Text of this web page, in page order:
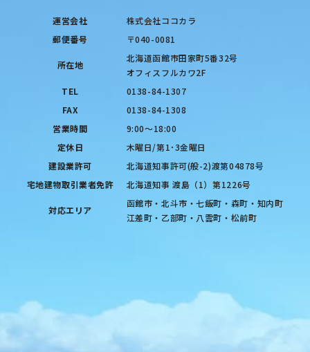
運営会社
株式会社ココカラ
郵便番号
〒040-0081
所在地
北海道函館市田家町5番32号
オフィスフルカワ2F
TEL
0138-84-1307
FAX
0138-84-1308
営業時間
9:00〜18:00
定休日
木曜日/第1･3金曜日
建設業許可
北海道知事許可(般-2)渡第04878号
宅地建物取引業者免許
北海道知事 渡島（1）第1226号
対応エリア
函館市・北斗市・七飯町・森町・知内町
江差町・乙部町・八雲町・松前町